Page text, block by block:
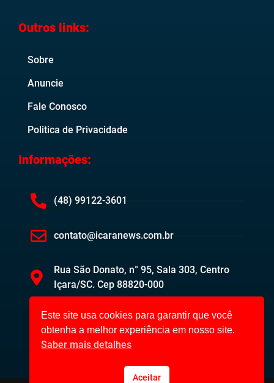
Outros links:
Sobre
Anuncie
Fale Conosco
Politica de Privacidade
Informações:
(48) 99122-3601
contato@icaranews.com.br
Rua São Donato, n° 95, Sala 303, Centro
Içara/SC. Cep 88820-000
Este site usa cookies para garantir que você
obtenha a melhor experiência em nosso site.
Saber mais detalhes
Aceitar